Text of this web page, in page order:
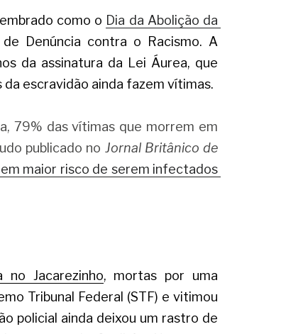
como o Dia da Abolição da
Denúncia contra o Racismo. A
da assinatura da Lei Áurea, que
escravidão ainda fazem vítimas.
79% das vítimas que morrem em
publicado no Jornal Britânico de
maior risco de serem infectados
no Jacarezinho, mortas por uma
Tribunal Federal (STF) e vitimou
policial ainda deixou um rastro de